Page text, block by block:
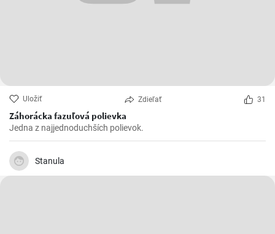
Uložiť Zdieľať 31
Záhorácka fazuľová polievka
Jedna z najjednoduchších polievok.
Stanula